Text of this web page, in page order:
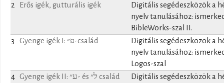
2
Erős igék, gutturális igék
Digitális segédeszközök a
nyelv tanulásához:
BibleWorks-szal II.
3
Gyenge igék I: פ״-család
Digitális segédeszközök a
nyelv tanulásához:
Logos-szal
4
Gyenge igék II: ע״- és ל״ család
Digitális segédeszközök a